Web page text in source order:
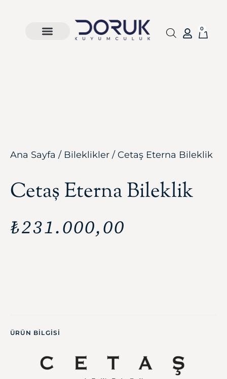
0
Ana Sayfa / Bileklikler / Cetaş Eterna Bileklik
Cetaş Eterna Bileklik
₺231.000,00
ÜRÜN BILGISI